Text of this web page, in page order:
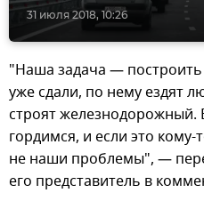
31 июля 2018, 10:26
"Наша задача —
уже сдали, по нему ездят
строят железнодорожный.
гордимся, и если это кому-
не наши проблемы", —
его представитель в